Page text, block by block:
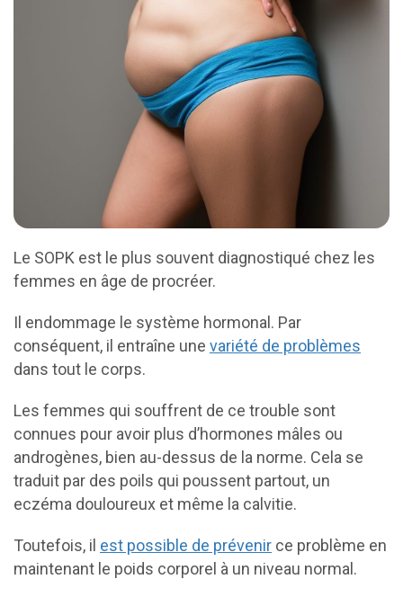
Le SOPK est le plus souvent diagnostiqué chez les
femmes en âge de procréer.
Il endommage le système hormonal. Par
conséquent, il entraîne une variété de problèmes
dans tout le corps.
Les femmes qui souffrent de ce trouble sont
connues pour avoir plus d’hormones mâles ou
androgènes, bien au-dessus de la norme. Cela se
traduit par des poils qui poussent partout, un
eczéma douloureux et même la calvitie.
Toutefois, il est possible de prévenir ce problème en
maintenant le poids corporel à un niveau normal.